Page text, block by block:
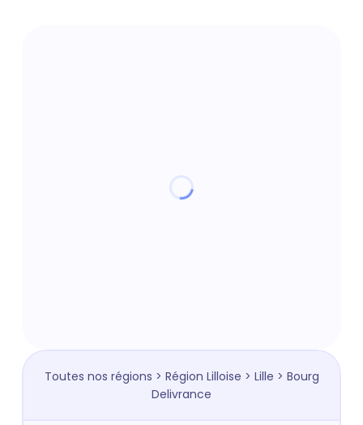
Toutes nos régions > Région Lilloise > Lille > Bourg
Delivrance